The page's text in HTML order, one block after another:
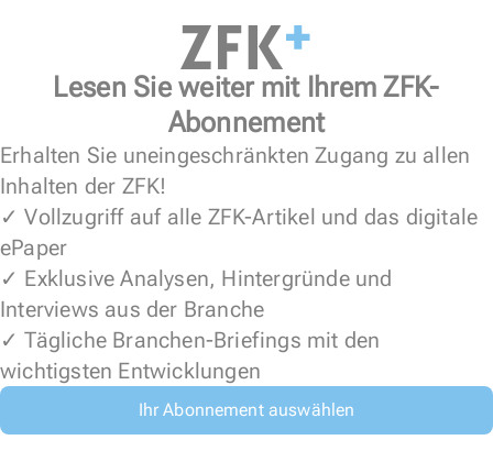
Lesen Sie weiter mit Ihrem ZFK-
Abonnement
Erhalten Sie uneingeschränkten Zugang zu allen
Inhalten der ZFK!
✓ Vollzugriff auf alle ZFK-Artikel und das digitale
ePaper
✓ Exklusive Analysen, Hintergründe und
Interviews aus der Branche
✓ Tägliche Branchen-Briefings mit den
wichtigsten Entwicklungen
Ihr Abonnement auswählen